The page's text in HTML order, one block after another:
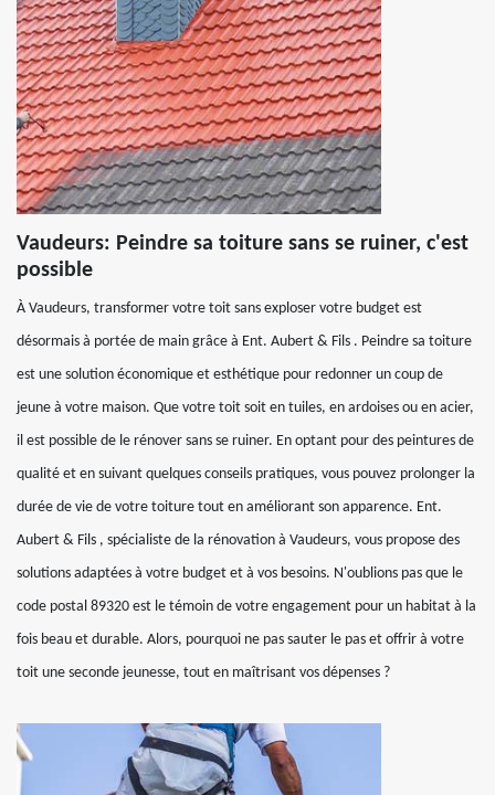
Vaudeurs: Peindre sa toiture sans se ruiner, c'est
possible
À Vaudeurs, transformer votre toit sans exploser votre budget est
désormais à portée de main grâce à Ent. Aubert & Fils . Peindre sa toiture
est une solution économique et esthétique pour redonner un coup de
jeune à votre maison. Que votre toit soit en tuiles, en ardoises ou en acier,
il est possible de le rénover sans se ruiner. En optant pour des peintures de
qualité et en suivant quelques conseils pratiques, vous pouvez prolonger la
durée de vie de votre toiture tout en améliorant son apparence. Ent.
Aubert & Fils , spécialiste de la rénovation à Vaudeurs, vous propose des
solutions adaptées à votre budget et à vos besoins. N'oublions pas que le
code postal 89320 est le témoin de votre engagement pour un habitat à la
fois beau et durable. Alors, pourquoi ne pas sauter le pas et offrir à votre
toit une seconde jeunesse, tout en maîtrisant vos dépenses ?